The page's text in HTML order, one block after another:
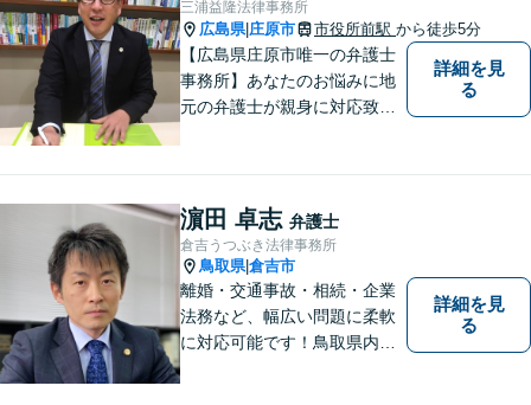
す。 お気軽にお問い合わせく
ださい。
三浦益隆法律事務所
広島県| 庄原市 市役所前駅 から徒歩5分
【広島県庄原市唯一の弁護士
事務所】あなたのお悩みに地
元の弁護士が親身に対応致し
詳細を見
る
濵田 卓志 弁護士
倉吉うつぶき法律事務所
鳥取県|倉吉市
離婚・交通事故・相続・企業
法務など、幅広い問題に柔軟
に対応可能です！鳥取県内の
詳細を見
る